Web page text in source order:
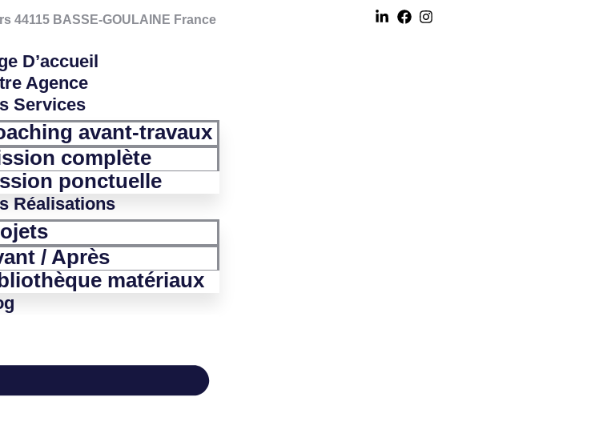
44115 BASSE-GOULAINE France
D’accueil
Agence
Services
avant-travaux
complète
ponctuelle
Réalisations
/ Après
matériaux